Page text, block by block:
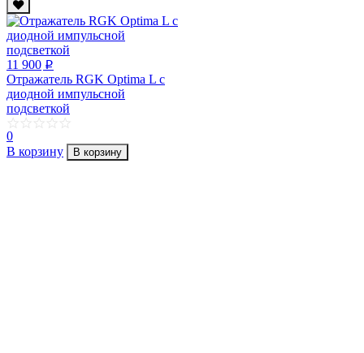
11 900 p
Отражатель RGK Optima L с
диодной импульсной
подсветкой
0
В корзину
В корзину